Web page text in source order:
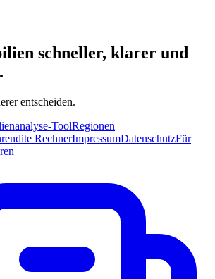
schneller, klarer und
entscheiden.
ToolRegionen
RechnerImpressumDatenschutzFür